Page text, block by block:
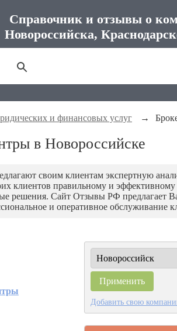
Справочник и отзывы о
Новороссийска,
и финансовых услуг →
в Новороссийске
своим клиентам экспертную
клиентов правильному и
решения. Сайт Отзывы РФ предлагает
и оперативное обслуживание
Добавить свою